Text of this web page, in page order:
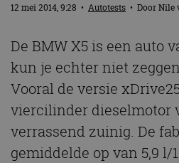
12 mei 2014, 9:28 • Autotests • DoorNile
De BMW X5 is een auto
kun je echter niet
Vooral de versie
viercilinder dieselmotor
verrassend zuinig. De
gemiddelde op van 5,9 l/